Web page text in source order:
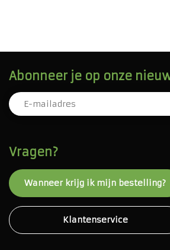
Vragen?
Wanneer krijg ik mijn bestelling?
Klantenservice
Abonneer je op onze